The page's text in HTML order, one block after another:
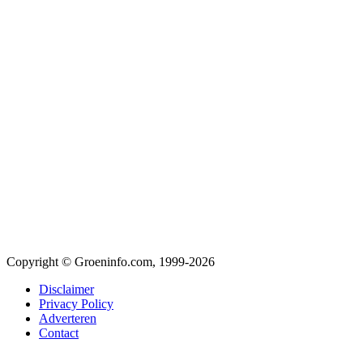
Copyright © Groeninfo.com, 1999-2026
Disclaimer
Privacy Policy
Adverteren
Contact